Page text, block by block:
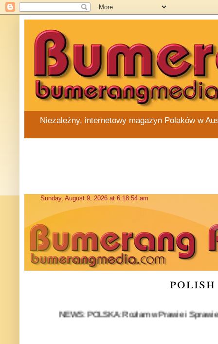
Niezależny, internetowy magazyn Polaków w
NEWS: POLSKA: Rozłam w Prawie i